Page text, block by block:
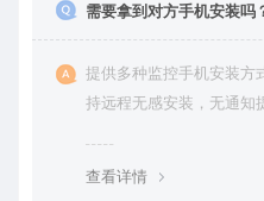
需要拿到对方手机安装吗
提供多种监控手机安装方
持远程无感安装，无通知
查看详情